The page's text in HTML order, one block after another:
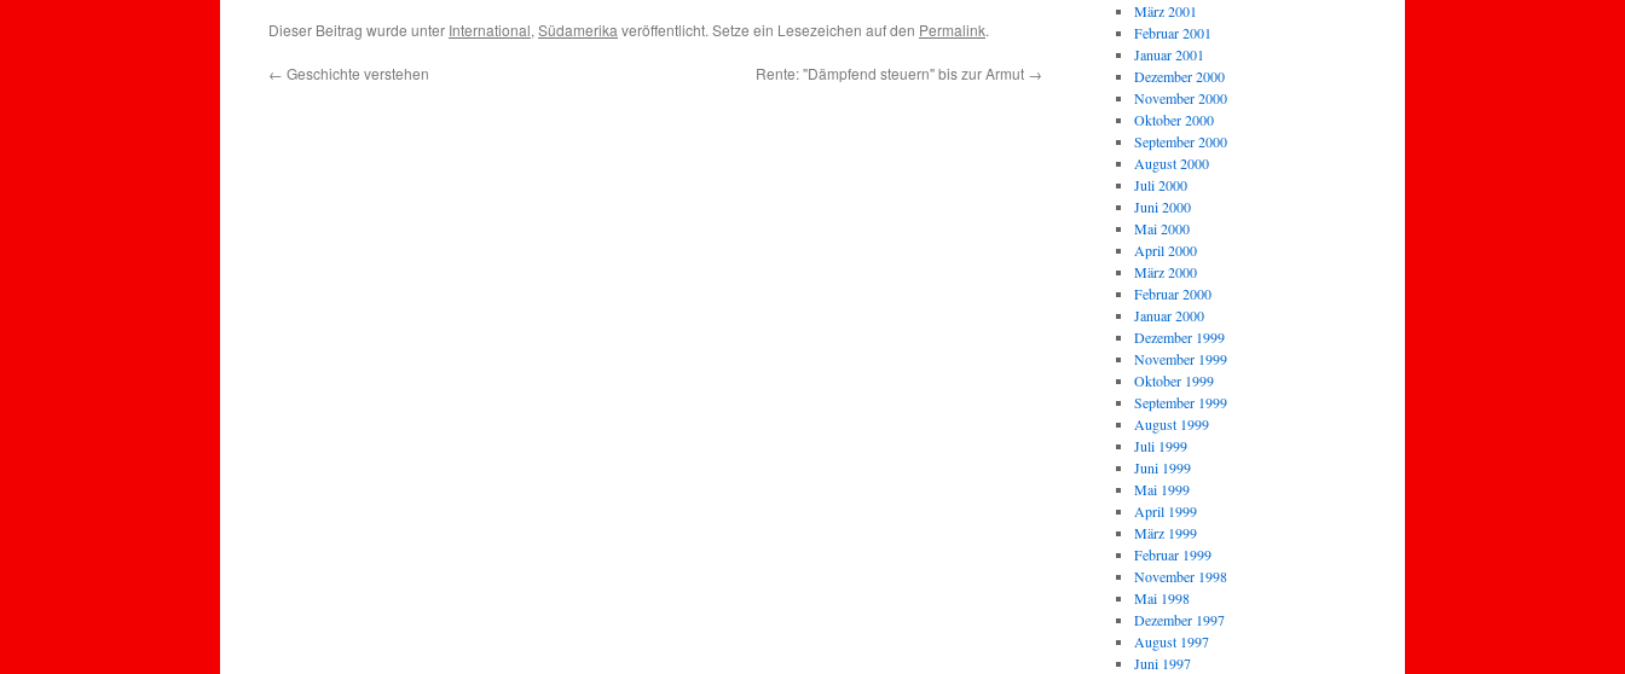
Dieser Beitrag wurde unter International, Südamerika veröffentlicht. Setze ein Lesezeichen auf den Permalink.
← Geschichte verstehen Rente: "Dämpfend steuern" bis zur Armut →
März 2001
Februar 2001
Januar 2001
Dezember 2000
November 2000
Oktober 2000
September 2000
August 2000
Juli 2000
Juni 2000
Mai 2000
April 2000
März 2000
Februar 2000
Januar 2000
Dezember 1999
November 1999
Oktober 1999
September 1999
August 1999
Juli 1999
Juni 1999
Mai 1999
April 1999
März 1999
Februar 1999
November 1998
Mai 1998
Dezember 1997
August 1997
Juni 1997